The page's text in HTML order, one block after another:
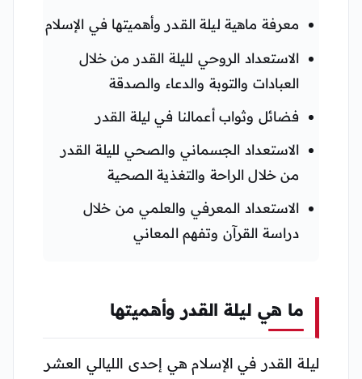
معرفة ماهية ليلة القدر وأهميتها في الإسلام
الاستعداد الروحي لليلة القدر من خلال
العبادات والتوبة والدعاء والصدقة
فضائل وثواب أعمالنا في ليلة القدر
الاستعداد الجسماني والصحي لليلة القدر
من خلال الراحة والتغذية الصحية
الاستعداد المعرفي والعلمي من خلال
دراسة القرآن وتفهم المعاني
ما هي ليلة القدر وأهميتها
ليلة القدر في الإسلام هي إحدى الليالي العشر